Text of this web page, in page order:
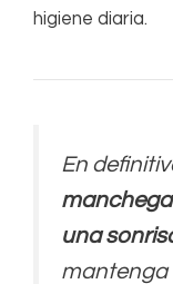
higiene diaria.
En
una
mantenga